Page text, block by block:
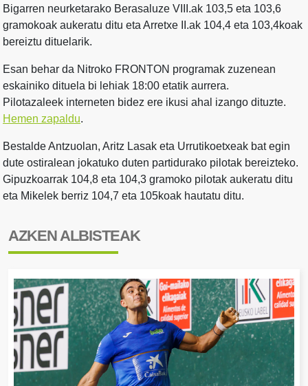
Bigarren neurketarako Berasaluze VIII.ak 103,5 eta 103,6
gramokoak aukeratu ditu eta Arretxe II.ak 104,4 eta 103,4koak
bereiztu dituelarik.
Esan behar da Nitroko FRONTON programak zuzenean
eskainiko dituela bi lehiak 18:00 etatik aurrera.
Pilotazaleek interneten bidez ere ikusi ahal izango dituzte.
Hemen zapaldu.
Bestalde Antzuolan, Aritz Lasak eta Urrutikoetxeak bat egin
dute ostiralean jokatuko duten partidurako pilotak bereizteko.
Gipuzkoarrak 104,8 eta 104,3 gramoko pilotak aukeratu ditu
eta Mikelek berriz 104,7 eta 105koak hautatu ditu.
AZKEN ALBISTEAK